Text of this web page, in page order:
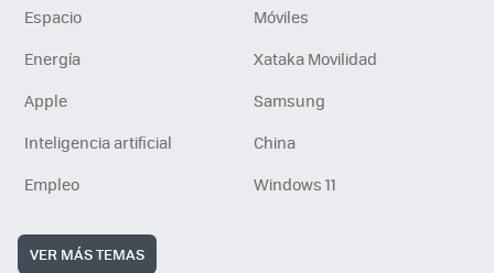
Espacio
Móviles
Energía
Xataka Movilidad
Apple
Samsung
Inteligencia artificial
China
Empleo
Windows 11
VER MÁS TEMAS